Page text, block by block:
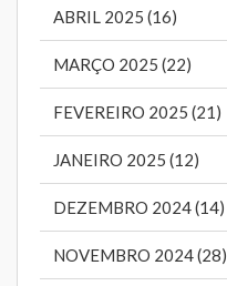
ABRIL 2025 (16)
MARÇO 2025 (22)
FEVEREIRO 2025 (21)
JANEIRO 2025 (12)
DEZEMBRO 2024 (14)
NOVEMBRO 2024 (28)